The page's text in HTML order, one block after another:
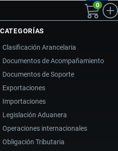
EL
MENCHO
Y
LA
VIOLENCIA
DEL
NARCOTRÁFICO
TRANSNACIONAL
0
CATEGORÍAS
Clasificación Arancelaria
Documentos de Acompañamiento
Documentos de Soporte
Exportaciones
Importaciones
Legislación Aduanera
Operaciones internacionales
Obligación Tributaria